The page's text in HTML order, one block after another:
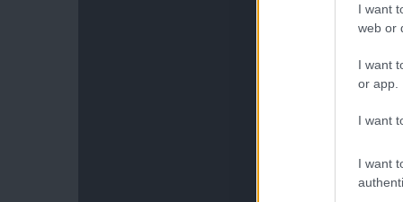
I want
web or
I want
or app.
I want
I want